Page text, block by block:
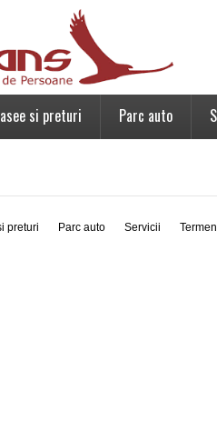
si preturi Parc auto
preturi Parc auto Servicii